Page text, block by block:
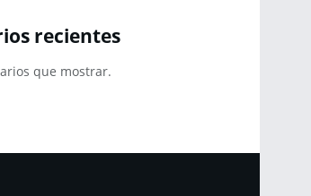
recientes
que mostrar.